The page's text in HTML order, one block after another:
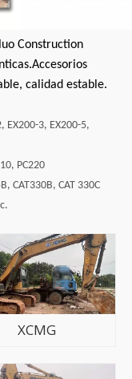
Construction
calidad estable.
EX200-3, EX200-5,
PC220
CAT330B, CAT 330C
XCMG